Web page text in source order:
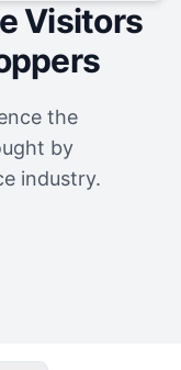
Visitors
the
by
industry.